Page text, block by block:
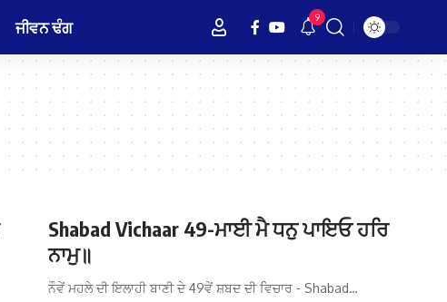
ਜੀਵਨ ਢੰਗ 9
Shabad Vichaar 49-ਮਾਈ ਮੈ ਧਨੁ ਪਾਇਓ ਹਰਿ
ਨਾਮੁ॥
ਨੌਵੇਂ ਮਹਲੇ ਦੀ ਇਲਾਹੀ ਬਾਣੀ ਦੇ 49ਵੇਂ ਸ਼ਬਦ ਦੀ ਵਿਚਾਰ - Shabad…